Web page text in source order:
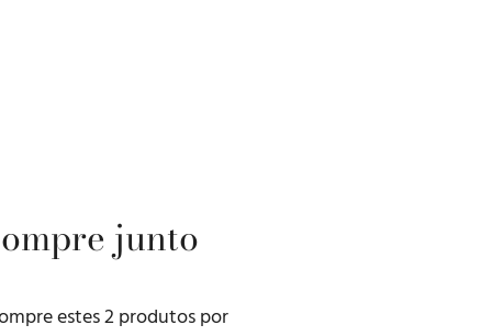
junto
estes2produtos por